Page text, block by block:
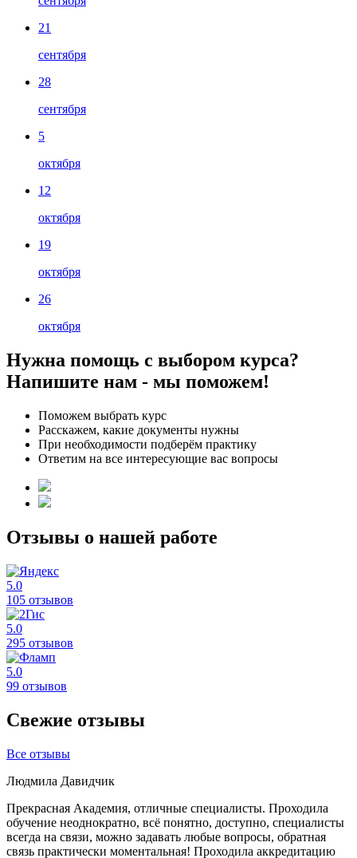
21
сентября
28
сентября
5
октября
12
октября
19
октября
26
октября
Нужна помощь с выбором курса?
Напишите нам - мы поможем!
Поможем выбрать курс
Расскажем, какие документы нужны
При необходимости подберём практику
Ответим на все интересующие вас вопросы
Отзывы о нашей работе
5.0
105 отзывов
5.0
295 отзывов
5.0
99 отзывов
Свежие отзывы
Все отзывы
Людмила Давидчик
Прекрасная Академия, отличные специалисты. Проходила
обучение неоднократно, всё понятно, доступно, специалисты
всегда на связи, можно задавать любые вопросы, обратная
связь практически моментальная! Проходила аккредитацию